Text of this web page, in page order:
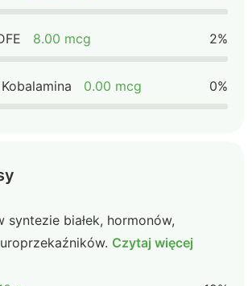
8.00 mcg 2%
0.00 mcg 0%
syntezie białek, hormonów,
Czytaj więcej